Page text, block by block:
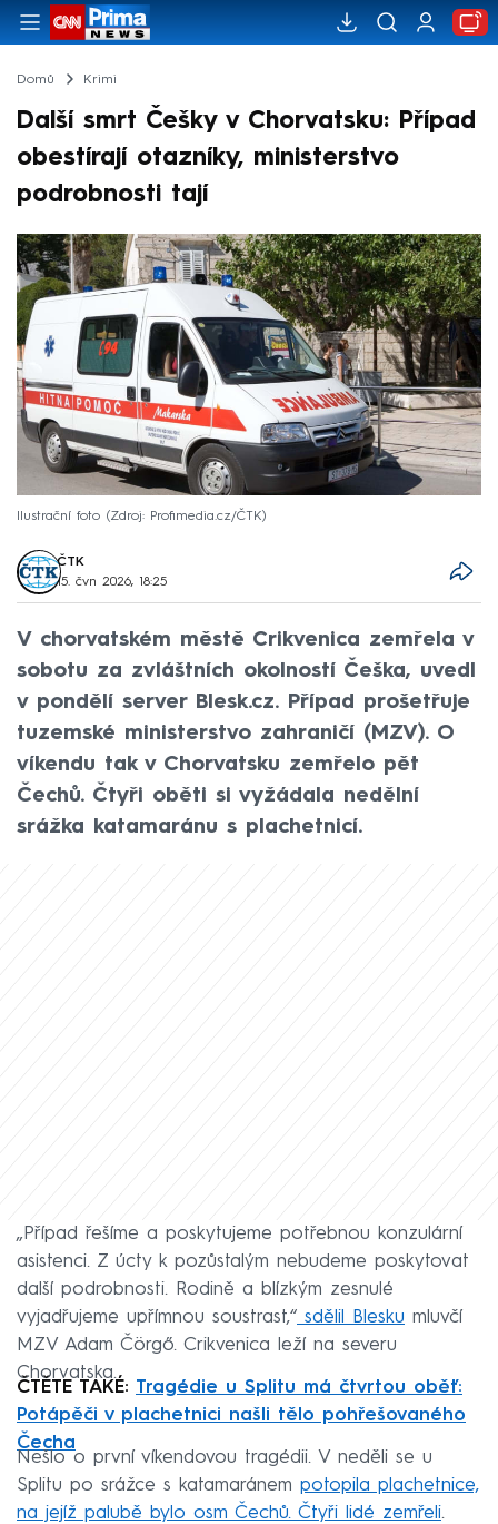
Domů Krimi
Další smrt Češky v Chorvatsku: Případ
obestírají otazníky, ministerstvo
podrobnosti tají
Ilustrační foto Zdroj: Profimedia.cz/ČTK
ČTK
15. čvn 2026, 18:25
V chorvatském městě Crikvenica zemřela v
sobotu za zvláštních okolností Češka, uvedl
v pondělí server Blesk.cz. Případ prošetřuje
tuzemské ministerstvo zahraničí (MZV). O
víkendu tak v Chorvatsku zemřelo pět
Čechů. Čtyři oběti si vyžádala nedělní
srážka katamaránu s plachetnicí.
„Případ řešíme a poskytujeme potřebnou konzulární
asistenci. Z úcty k pozůstalým nebudeme poskytovat
další podrobnosti. Rodině a blízkým zesnulé
vyjadřujeme upřímnou soustrast,“ sdělil Blesku mluvčí
MZV Adam Čörgő. Crikvenica leží na severu
Chorvatska.
ČTĚTE TAKÉ: Tragédie u Splitu má čtvrtou oběť:
Potápěči v plachetnici našli tělo pohřešovaného
Čecha
Nešlo o první víkendovou tragédii. V neděli se u
Splitu po srážce s katamaránem potopila plachetnice,
na jejíž palubě bylo osm Čechů. Čtyři lidé zemřeli.